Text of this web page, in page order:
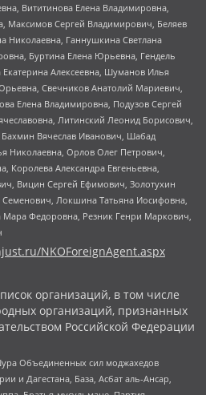
Вититинова Елена Владимировна,
Максимов Сергей Владимирович, Беляев
Николаевна, Ганнушкина Светлана
Буртина Елена Юрьевна, Гендель
Алексеевна, Шуманов Илья
Свечников Анатолий Мариевич,
Елена Владимировна, Подузов Сергей
Литинский Леонид Борисович,
Вячеслав Иванович, Шабад
Николаевна, Орлов Олег Петрович,
Королева Александра Евгеньевна,
Вицин Сергей Ефимович, Золотухин
Локшина Татьяна Иосифовна,
Федоровна, Резник Генри Маркович,
NKOForeignAgent.aspx
организаций, в том числе
организаций, признанных
Российской Федерации
Объединенных сил моджахедов
и Дагестана, База, Асбат аль-Ансар,